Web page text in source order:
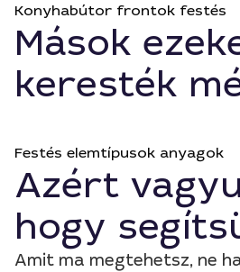
Konyhabútor frontok festés
Mások
keresték
Festés elemtípusok anyagok
Azért
hogy
Amit ma megtehetsz, ne